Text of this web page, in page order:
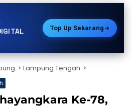
Top Up Sekarang
Lampung Tengah
Ke-78,